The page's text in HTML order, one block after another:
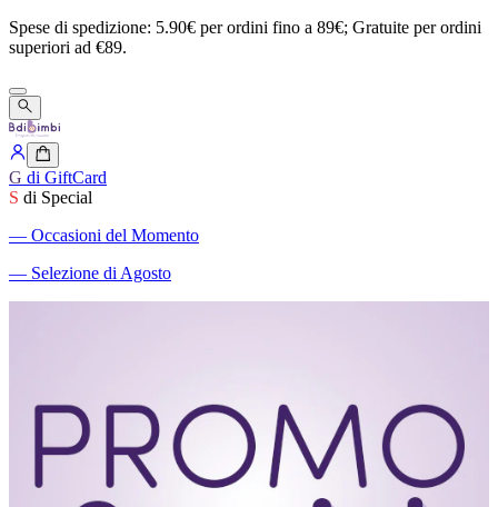
Spese di spedizione: 5.90€ perordini fino a 89€; Gratuite perordini
superiori ad €89.
G di GiftCard
S di Special
― Occasioni del Momento
― Selezione di Agosto